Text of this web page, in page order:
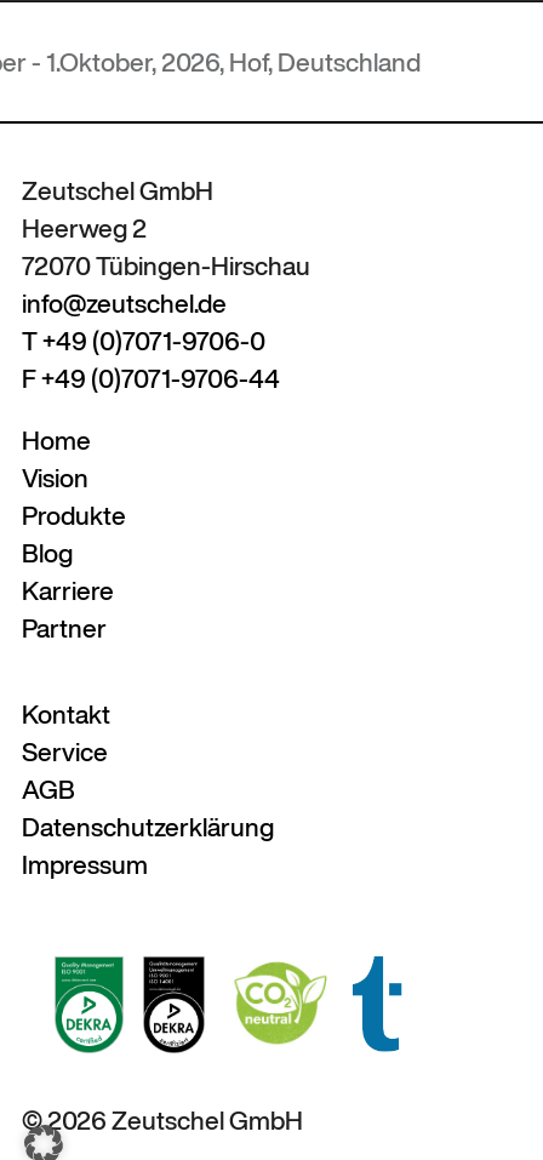
2026, Hof, Deutschland
Zeutschel GmbH
Heerweg 2
72070 Tübingen-Hirschau
info@zeutschel.de
T +49 (0)7071-9706-0
F +49 (0)7071-9706-44
Home
Vision
Produkte
Blog
Karriere
Partner
Kontakt
Service
AGB
Datenschutzerklärung
Impressum
© 2026 Zeutschel GmbH